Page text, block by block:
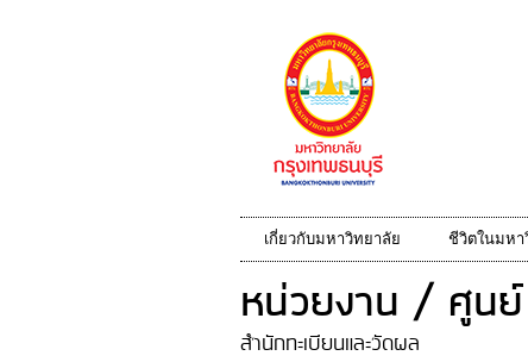
เกี่ยวกับมหาวิทยาลัย ชีวิตในมหา
หน่วยงาน / ศูน
สำนักทะเบียนและวัดผล